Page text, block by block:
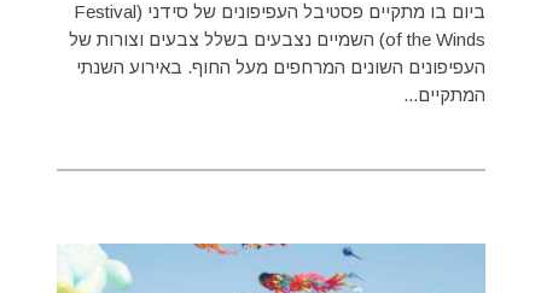
ביום בו מתקיים פסטיבל העפיפונים של סידני (Festival
of the Winds) השמיים נצבעים בשלל צבעים וצורות של
העפיפונים השונים המרחפים מעל החוף. באירוע השנתי
המתקיים...